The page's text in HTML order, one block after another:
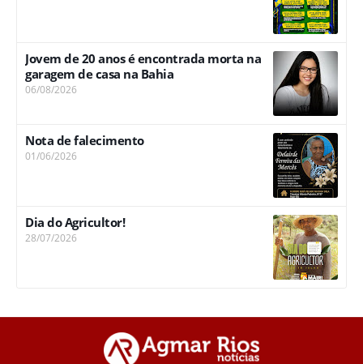
Jovem de 20 anos é encontrada morta na
garagem de casa na Bahia
06/08/2026
Nota de falecimento
01/06/2026
Dia do Agricultor!
28/07/2026